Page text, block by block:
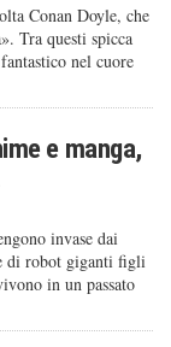
Conan Doyle, che
Tra questi spicca
nel cuore
e manga,
invase dai
di robot giganti figli
in un passato